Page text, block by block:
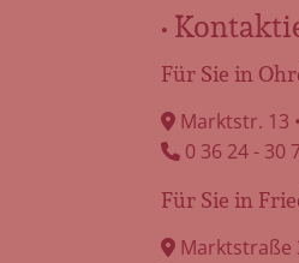
•
Für Sie in
Marktstr. 13
0 36 24 - 30
Für Sie in
Marktstraße
Bestattungsinstitut
Einfühlsame
pietätvolle Bestattungen
den Weg des Abschieds